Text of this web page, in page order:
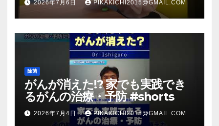
放送のＴＶ番組での紹介映像
2026年7月6日 PIKAKICHI2015@GMAIL.COM
除菌
がんが消えた!? 家でも実践でき
るがんの治療・予防 #shorts
2026年7月4日 PIKAKICHI2015@GMAIL.COM